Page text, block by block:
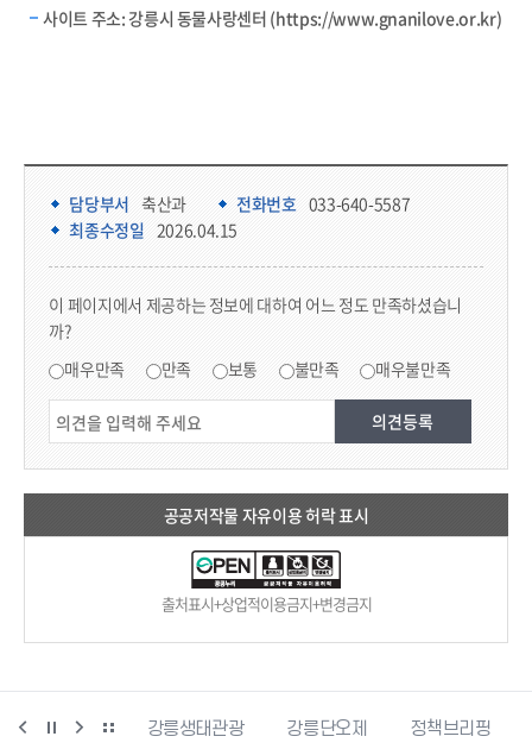
사이트 주소: 강릉시 동물사랑센터 (https://www.gnanilove.or.kr)
담당부서 정보 & 컨텐츠 만족도 조사 & 공공저작물 자유이용 허락 표시
담당부서 축산과 전화번호 033-640-5587
최종수정일 2026.04.15
이 페이지에서 제공하는 정보에 대하여 어느 정도 만족하셨습니
까?
매우만족 만족 보통 불만족 매우불만족
공공저작물 자유이용 허락 표시
출처표시+상업적이용금지+변경금지
동물사랑센터 강릉생태관광 강릉단오제 정책브리핑